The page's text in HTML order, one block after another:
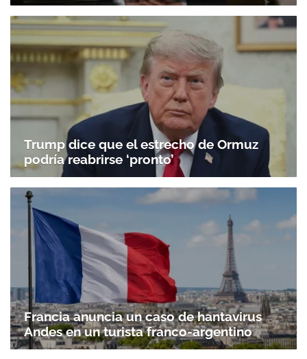
Trump dice que el estrecho de Ormuz
podría reabrirse ‘pronto’
Francia anuncia un caso de hantavirus
Andes en un turista franco-argentino